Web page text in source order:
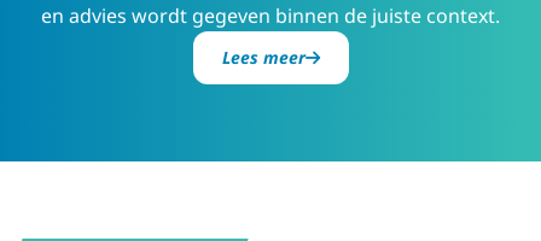
en advies wordt gegeven binnen de juiste context.
Lees meer